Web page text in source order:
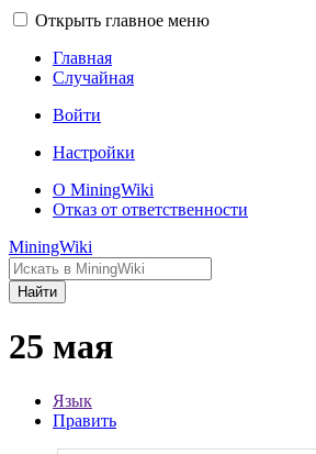
Открыть главное меню
Главная
Случайная
Войти
Настройки
О MiningWiki
Отказ от ответственности
MiningWiki
Найти
25 мая
Язык
Править